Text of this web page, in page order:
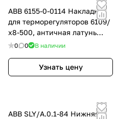
ABB 6155-0-0114 Накладка
для терморегуляторов 6109/
х8-500, античная латунь
6109/03-840-500
0 0 В наличии
Узнать цену
ABB SLY/A.0.1-84 Нижняя